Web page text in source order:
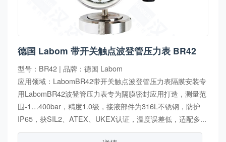
德国 Labom 带开关触点波登管压力表 BR42
型号：BR42 | 品牌：德国 Labom
应用领域：LabomBR42带开关触点波登管压力表隔膜安装专
用LabomBR42波登管压力表专为隔膜密封应用打造，测量范
围-1…400bar，精度1.0级，接液部件为316L不锈钢，防护
IP65，获SIL2、ATEX、UKEX认证，温度误差低，适配多...